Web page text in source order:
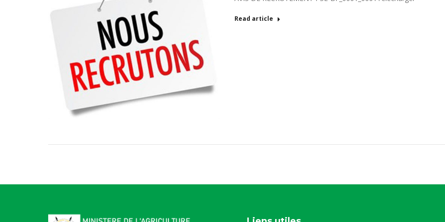
Read article